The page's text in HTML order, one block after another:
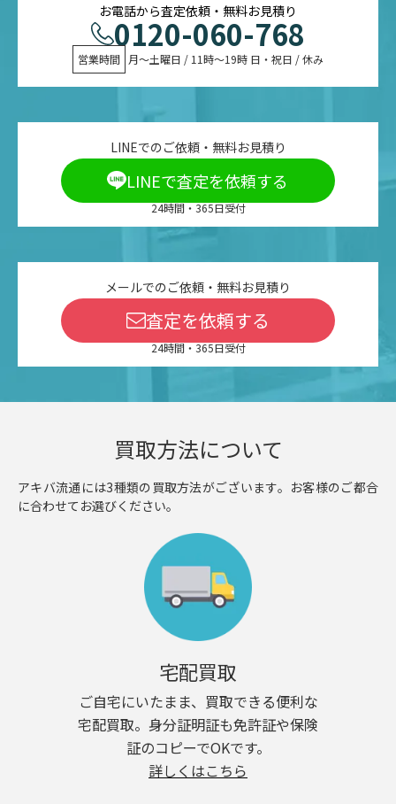
お電話から査定依頼・無料お見積り
0120-060-768
営業時間 月〜土曜日 / 11時〜19時 日・祝日 / 休み
LINEでのご依頼・無料お見積り
LINEで査定を依頼する
24時間・365日受付
メールでのご依頼・無料お見積り
査定を依頼する
24時間・365日受付
買取方法について
アキバ流通には3種類の買取方法がございます。お客様のご都合
に合わせてお選びください。
宅配買取
ご自宅にいたまま、買取できる便利な
宅配買取。身分証明証も免許証や保険
証のコピーでOKです。
詳しくはこちら